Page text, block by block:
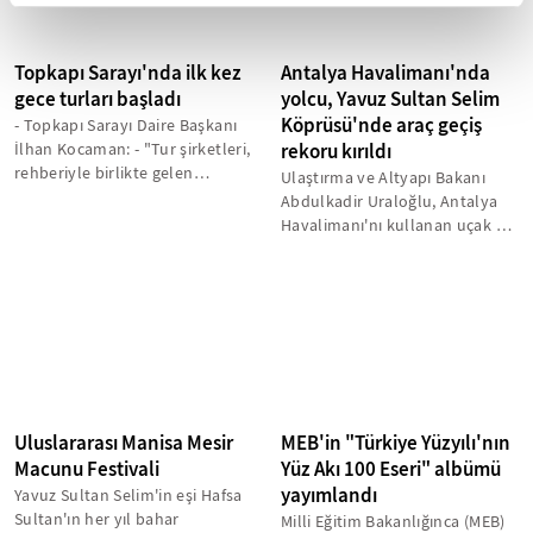
Topkapı Sarayı'nda ilk kez
gece turları başladı
- Topkapı Sarayı Daire Başkanı
İlhan Kocaman: - "Tur şirketleri,
rehberiyle birlikte gelen
Antalya Havalimanı'nda
yolcu, Yavuz Sultan Selim
Köprüsü'nde araç geçiş
rekoru kırıldı
Ulaştırma ve Altyapı Bakanı
Abdulkadir Uraloğlu, Antalya
Havalimanı'nı kullanan uçak ve
Uluslararası Manisa Mesir
Macunu Festivali
Yavuz Sultan Selim'in eşi Hafsa
Sultan'ın her yıl bahar
MEB'in "Türkiye Yüzyılı'nın
Yüz Akı 100 Eseri" albümü
yayımlandı
Milli Eğitim Bakanlığınca (MEB)